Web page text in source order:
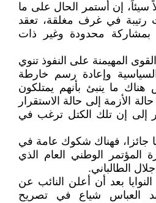
سيئاً، إن أستمر الحال على ما
رتيبة في غرف مغلقة، تعقد
محدودة وغير ذات
المهيمنة على النفوذ تنوي
وإعادة رسم خارطة
ما ينبئ بأنهم يمتلكون
الأزمة إلى حالة الاستقرار
إلى إن تلك الكتل ترغب في
جائزا، فهناك شكوك عامة في
المؤتمر الوطني العام الذي
الطالباني.
بعد أن أعلن النائب عن
العباس شياع في تصريح